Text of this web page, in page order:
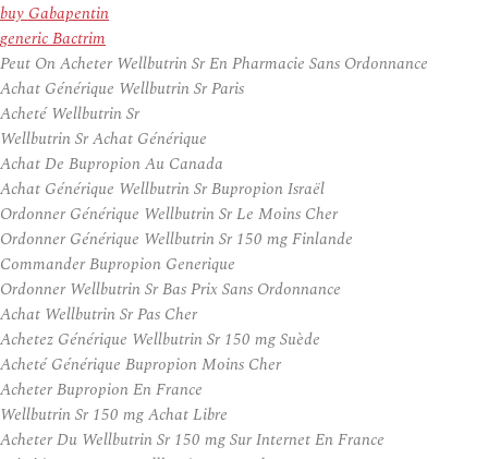
buy Gabapentin
generic Bactrim
Peut On Acheter Wellbutrin Sr En Pharmacie Sans Ordonnance
Achat Générique Wellbutrin Sr Paris
Acheté Wellbutrin Sr
Wellbutrin Sr Achat Générique
Achat De Bupropion Au Canada
Achat Générique Wellbutrin Sr Bupropion Israël
Ordonner Générique Wellbutrin Sr Le Moins Cher
Ordonner Générique Wellbutrin Sr 150 mg Finlande
Commander Bupropion Generique
Ordonner Wellbutrin Sr Bas Prix Sans Ordonnance
Achat Wellbutrin Sr Pas Cher
Achetez Générique Wellbutrin Sr 150 mg Suède
Acheté Générique Bupropion Moins Cher
Acheter Bupropion En France
Wellbutrin Sr 150 mg Achat Libre
Acheter Du Wellbutrin Sr 150 mg Sur Internet En France